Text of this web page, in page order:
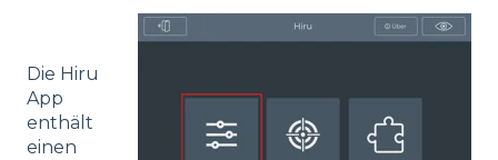
Die Hiru
App
enthält
einen